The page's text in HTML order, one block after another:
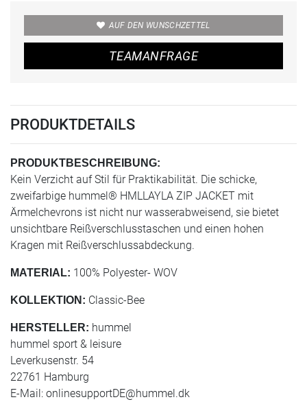
AUF DEN WUNSCHZETTEL
TEAMANFRAGE
PRODUKTDETAILS
PRODUKTBESCHREIBUNG:
Kein Verzicht auf Stil für Praktikabilität. Die schicke,
zweifarbige hummel® HMLLAYLA ZIP JACKET mit
Ärmelchevrons ist nicht nur wasserabweisend, sie bietet
unsichtbare Reißverschlusstaschen und einen hohen
Kragen mit Reißverschlussabdeckung.
MATERIAL: 100% Polyester- WOV
KOLLEKTION: Classic-Bee
HERSTELLER: hummel
hummel sport & leisure
Leverkusenstr. 54
22761 Hamburg
E-Mail: onlinesupportDE@hummel.dk